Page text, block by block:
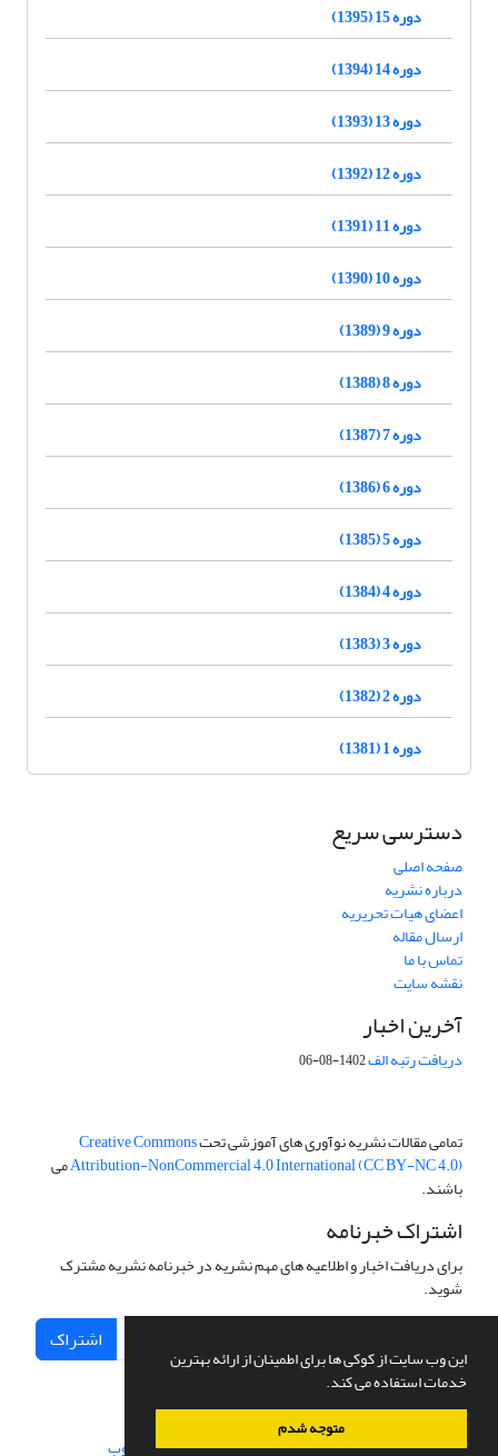
این وب سایت از کوکی ها برای اطمینان از ارائه بهترین
خدمات استفاده می کند.
متوجه شدم
دوره 15 (1395)
دوره 14 (1394)
دوره 13 (1393)
دوره 12 (1392)
دوره 11 (1391)
دوره 10 (1390)
دوره 9 (1389)
دوره 8 (1388)
دوره 7 (1387)
دوره 6 (1386)
دوره 5 (1385)
دوره 4 (1384)
دوره 3 (1383)
دوره 2 (1382)
دوره 1 (1381)
دسترسی سریع
صفحه اصلی
درباره نشریه
اعضای هیات تحریریه
ارسال مقاله
تماس با ما
نقشه سایت
آخرین اخبار
دریافت رتبه الف1402-08-06
تمامی مقالات نشریه نوآوری های آموزشی تحتCreative Commons
Attribution-NonCommercial 4.0 International (CC BY-NC 4.0)می
باشند.
اشتراک خبرنامه
برای دریافت اخبار و اطلاعیه های مهم نشریه در خبرنامه نشریه مشترک
شوید.
اشتراک
سامانه مدیریت نشریات علمی.طراحی و پیاده سازی از سیناوب